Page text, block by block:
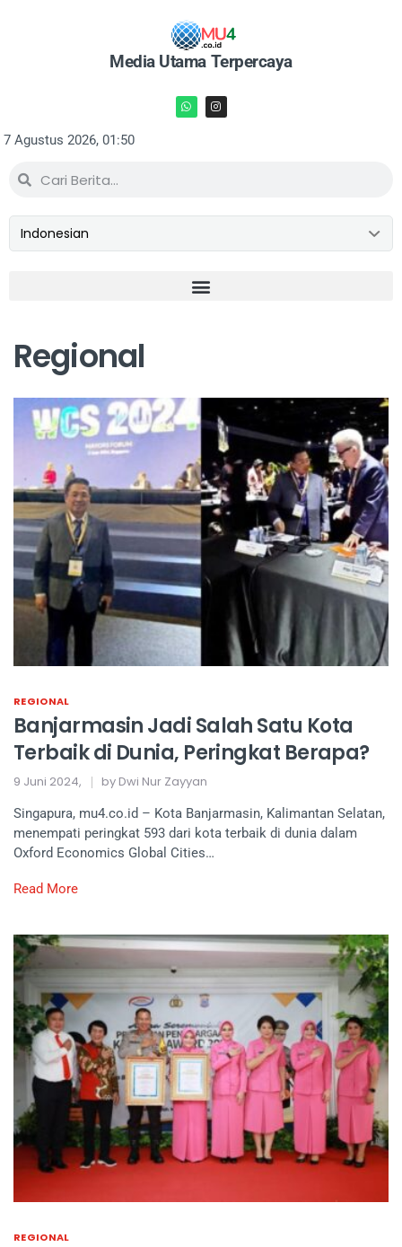
Media Utama Terpercaya
7 Agustus 2026, 01:50
Regional
REGIONAL
Banjarmasin Jadi Salah Satu Kota
Terbaik di Dunia, Peringkat Berapa?
9 Juni 2024, by Dwi Nur Zayyan
Singapura, mu4.co.id – Kota Banjarmasin, Kalimantan Selatan,
menempati peringkat 593 dari kota terbaik di dunia dalam
Oxford Economics Global Cities…
Read More
REGIONAL